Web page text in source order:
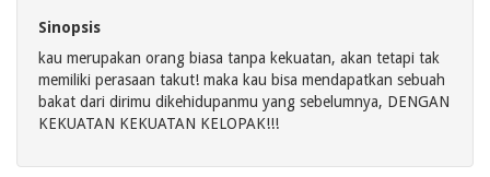
Sinopsis
kau merupakan orang biasa tanpa kekuatan, akan tetapi tak
memiliki perasaan takut! maka kau bisa mendapatkan sebuah
bakat dari dirimu dikehidupanmu yang sebelumnya, DENGAN
KEKUATAN KEKUATAN KELOPAK!!!